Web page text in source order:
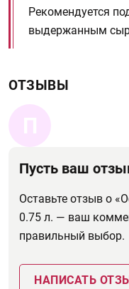
Рекомендуется
выдержанным
ОТЗЫВЫ
П
Пусть ваш
Оставьте отзыв о
0.75 л. — ваш
правильный выбор.
НАПИСАТЬ